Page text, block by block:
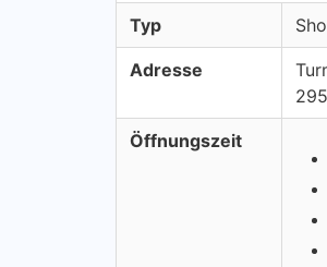
Typ
Adresse
Öffnungszeit